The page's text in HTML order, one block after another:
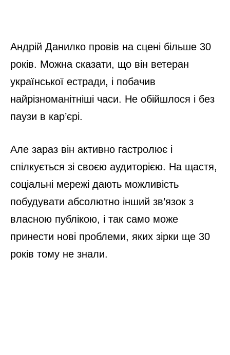
Андрій Данилко провів на сцені більше 30
років. Можна сказати, що він ветеран
української естради, і побачив
найрізноманітніші часи. Не обійшлося і без
паузи в кар’єрі.
Але зараз він активно гастролює і
спілкується зі своєю аудиторією. На щастя,
соціальні мережі дають можливість
побудувати абсолютно інший зв’язок з
власною публікою, і так само може
принести нові проблеми, яких зірки ще 30
років тому не знали.